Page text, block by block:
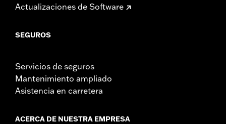
Actualizaciones de Software
SEGUROS
Servicios de seguros
Mantenimiento ampliado
Asistencia en carretera
ACERCA DE NUESTRA EMPRESA